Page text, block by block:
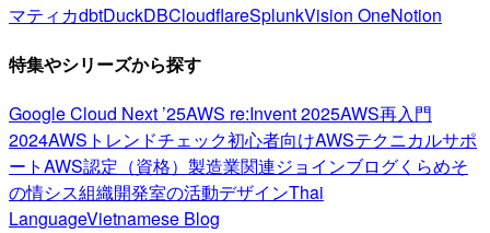
マティカdbtDuckDBCloudflareSplunkVision OneNotion
特集やシリーズから探す
Google Cloud Next ’25AWS re:Invent 2025AWS再入門
2024AWSトレンドチェック初心者向けAWSテクニカルサポ
ートAWS認定（資格） 製造業関連ジョインブログくらめそ
の情シス組織開発室の活動デザインThai
LanguageVietnamese Blog